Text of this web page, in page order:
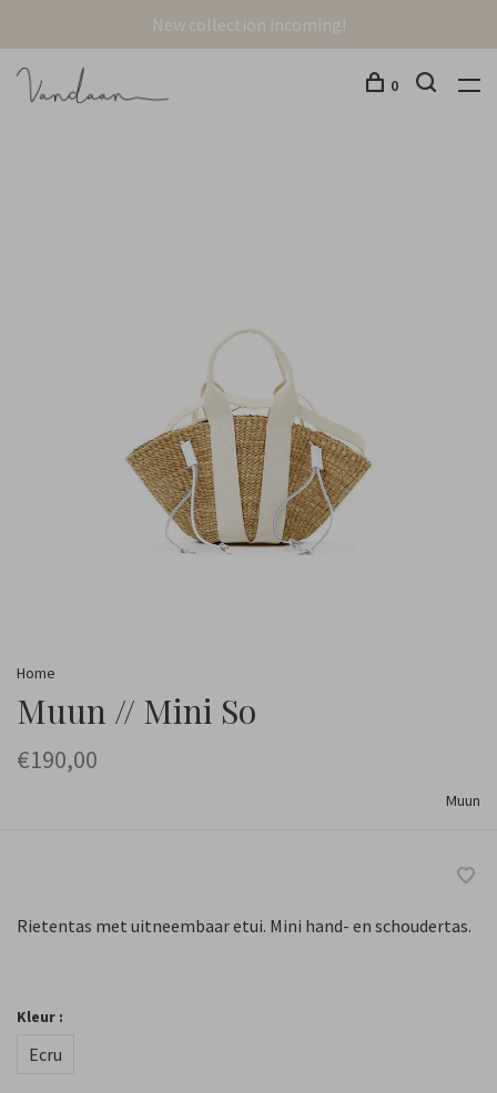
New collection incoming!
0
Home
Muun // Mini So
€190,00
Muun
Rietentas met uitneembaar etui. Mini hand- en schoudertas.
Kleur :
Ecru